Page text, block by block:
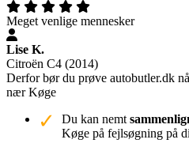
Meget venlige mennesker
Lise K.
Citroën C4 (2014)
Derfor bør du prøve autobutler.dk
nær Køge
Du kan nemt
Køge på fejlsøgning på